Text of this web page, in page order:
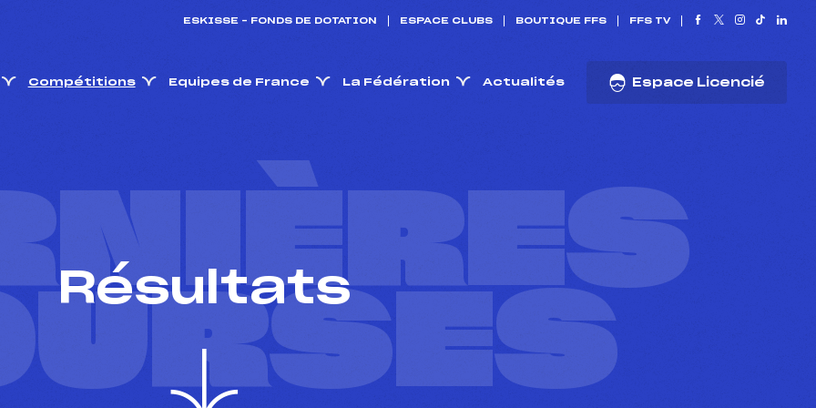
ESKISSE – FONDS DE DOTATION ESPACE CLUBS BOUTIQUE FFS FFS TV
Compétitions Equipes de France La Fédération Actualités Espace Licencié
Résultats